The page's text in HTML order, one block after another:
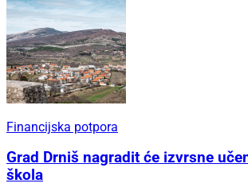
Financijska potpora
Grad Drniš nagradit će izvrsne
škola